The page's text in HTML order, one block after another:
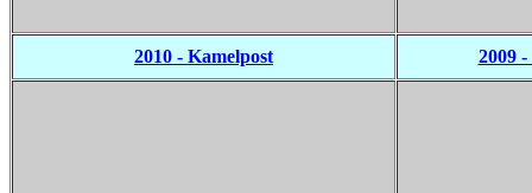
2010 - Kamelpost 2009